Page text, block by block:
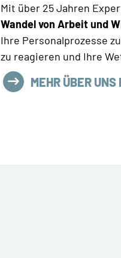
Mit über 25 Jahren
Wandel von Arbeit und
Ihre Personalprozesse
zu reagieren und Ihre
MEHR ÜBER UNS